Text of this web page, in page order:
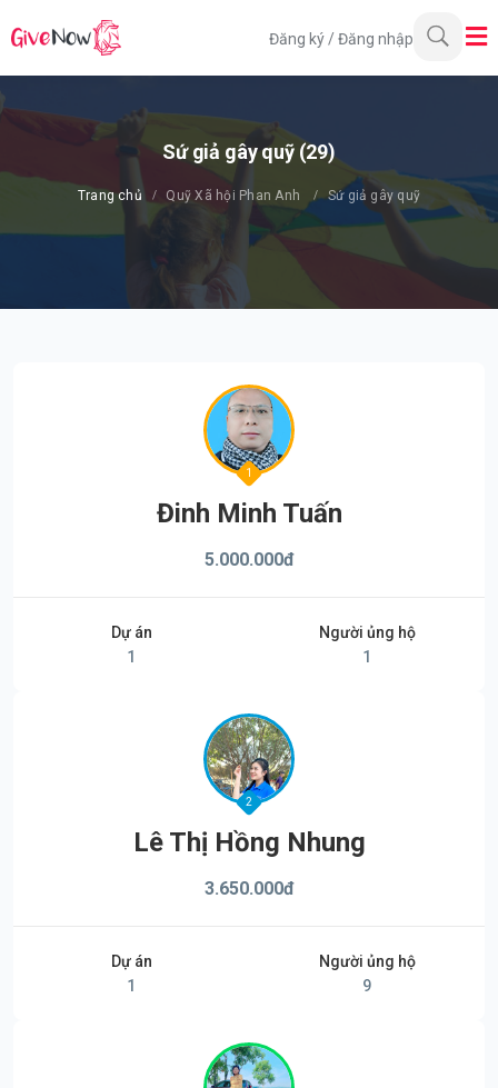
Đăng ký /Đăng nhập
Sứ giả gây quỹ (29)
Trang chủ Quỹ Xã hội Phan Anh Sứ giả gây quỹ
1
Đinh Minh Tuấn
5.000.000đ
Dự án
1
Người ủng hộ
1
2
Lê Thị Hồng Nhung
3.650.000đ
Dự án
1
Người ủng hộ
9